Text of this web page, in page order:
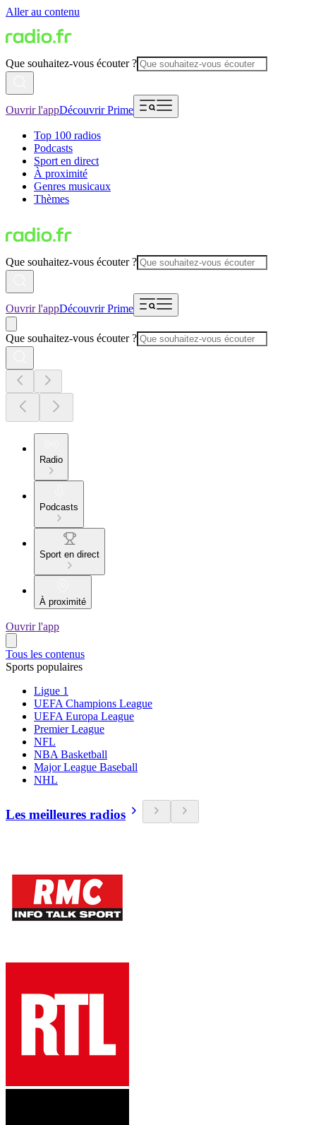
Aller au contenu
Que souhaitez-vous écouter ?
Ouvrir l'appDécouvrir Prime
Top 100 radios
Podcasts
Sport en direct
À proximité
Genres musicaux
Thèmes
Que souhaitez-vous écouter ?
Ouvrir l'appDécouvrir Prime
Que souhaitez-vous écouter ?
Radio
Podcasts
Sport en direct
À proximité
Ouvrir l'app
Tous les contenus
Sports populaires
Ligue 1
UEFA Champions League
UEFA Europa League
Premier League
NFL
NBA Basketball
Major League Baseball
NHL
Les meilleures radios